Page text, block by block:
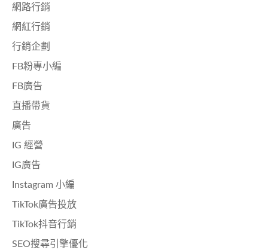
網路行銷
網紅行銷
行銷企劃
FB粉專小編
FB廣告
直播帶貨
廣告
IG 經營
IG廣告
Instagram 小編
TikTok廣告投放
TikTok抖音行銷
SEO搜尋引擎優化